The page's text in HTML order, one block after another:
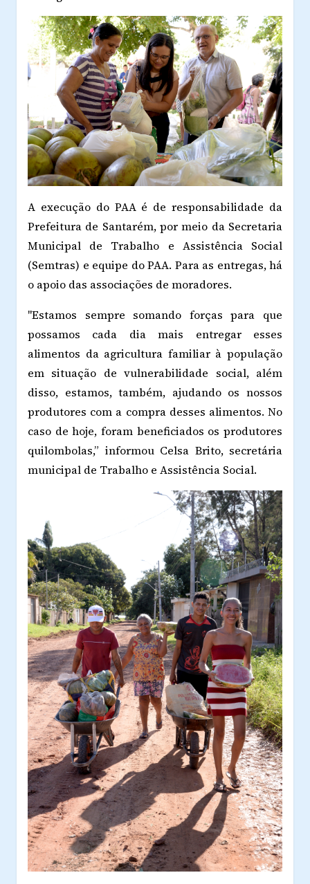
A execução do PAA é de responsabilidade da
Prefeitura de Santarém, por meio da Secretaria
Municipal de Trabalho e Assistência Social
(Semtras) e equipe do PAA. Para as entregas, há
o apoio das associações de moradores.
"Estamos sempre somando forças para que
possamos cada dia mais entregar esses
alimentos da agricultura familiar à população
em situação de vulnerabilidade social, além
disso, estamos, também, ajudando os nossos
produtores com a compra desses alimentos. No
caso de hoje, foram beneficiados os produtores
quilombolas,” informou Celsa Brito, secretária
municipal de Trabalho e Assistência Social.